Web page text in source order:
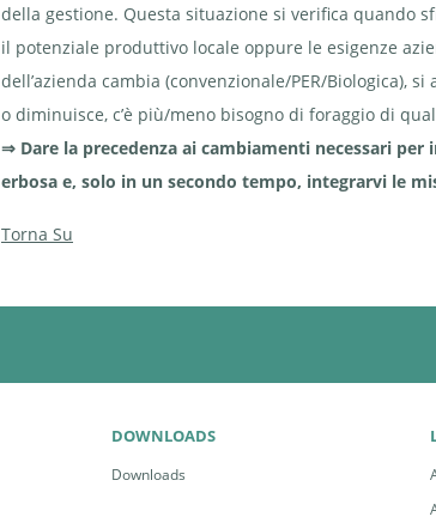
della gestione. Questa situazione si verifica quando
il potenziale produttivo locale oppure le esigenze
dell’azienda cambia (convenzionale/PER/Biologica),
o diminuisce, c’è più/meno bisogno di foraggio di
⇒ Dare la precedenza ai cambiamenti necessari
erbosa e, solo in un secondo tempo, integrarvi le
Torna Su
DOWNLOADS
Downloads